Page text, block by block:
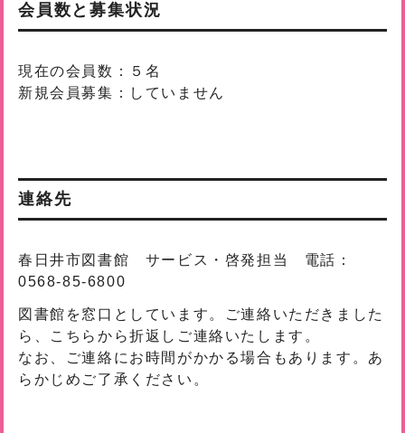
会員数と募集状況
現在の会員数：５名
新規会員募集：していません
連絡先
春日井市図書館 サービス・啓発担当 電話：
0568-85-6800
図書館を窓口としています。ご連絡いただきました
ら、こちらから折返しご連絡いたします。
なお、ご連絡にお時間がかかる場合もあります。あ
らかじめご了承ください。